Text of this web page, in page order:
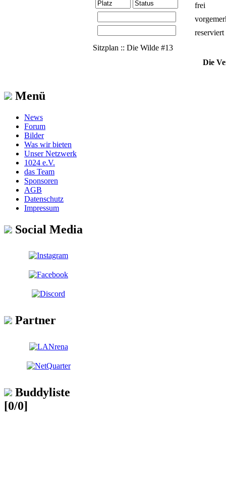
Menü
News
Forum
Bilder
Was wir bieten
Unser Netzwerk
1024 e.V.
das Team
Sponsoren
AGB
Datenschutz
Impressum
Social Media
Partner
Buddyliste
[0/0]
frei
reserviert
Sitzplan :: Die Wilde #13
Die